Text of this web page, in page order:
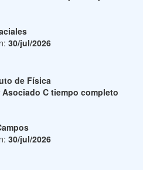
30/jul/2026
de Física
C tiempo completo
30/jul/2026